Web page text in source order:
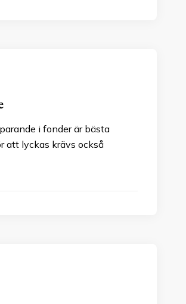
i fonder är bästa
att lyckas krävs också